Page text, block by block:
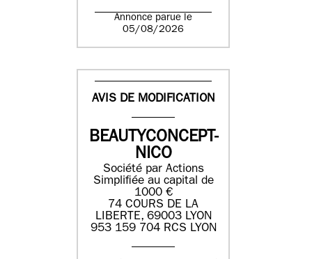
Annonce parue le
05/08/2026
AVIS DE MODIFICATION
BEAUTYCONCEPT-
NICO
Société par Actions
Simplifiée au capital de
1000 €
74 COURS DE LA
LIBERTE, 69003 LYON
953 159 704 RCS LYON